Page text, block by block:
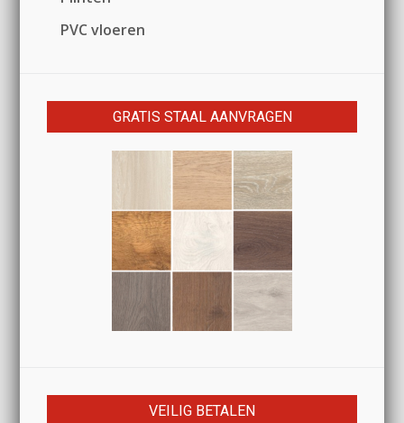
PVC vloeren
GRATIS STAAL AANVRAGEN
VEILIG BETALEN